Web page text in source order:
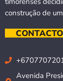
construção de
Avenida